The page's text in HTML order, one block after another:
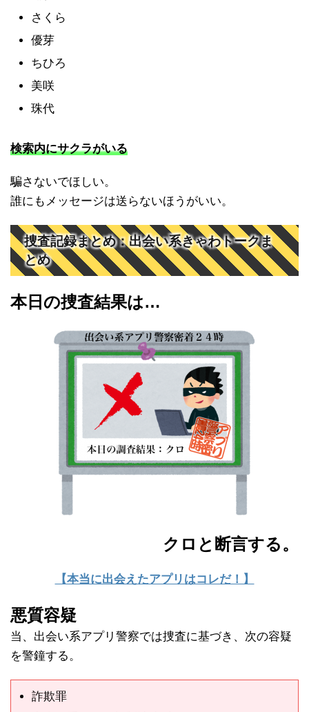
さくら
優芽
ちひろ
美咲
珠代
検索内にサクラがいる
騙さないでほしい。
誰にもメッセージは送らないほうがいい。
捜査記録まとめ：出会い系きゃわトークま
とめ
本日の捜査結果は…
クロと断言する。
【本当に出会えたアプリはコレだ！】
悪質容疑
当、出会い系アプリ警察では捜査に基づき、次の容疑
を警鐘する。
詐欺罪